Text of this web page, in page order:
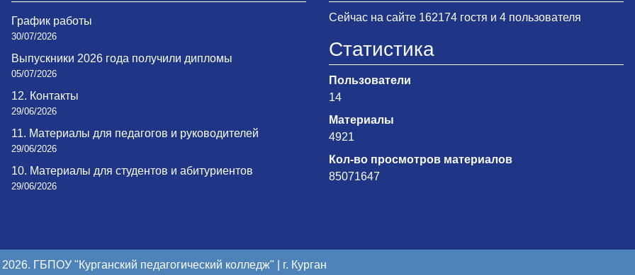
График работы
30/07/2026
Выпускники 2026 года получили дипломы
05/07/2026
12. Контакты
29/06/2026
11. Материалы для педагогов и руководителей
29/06/2026
10. Материалы для студентов и абитуриентов
29/06/2026
Сейчас на сайте 162174 гостя и 4 пользователя
Статистика
Пользователи
14
Материалы
4921
Кол-во просмотров материалов
85071647
ГБПОУ "Курганский педагогический колледж" | г. Курган